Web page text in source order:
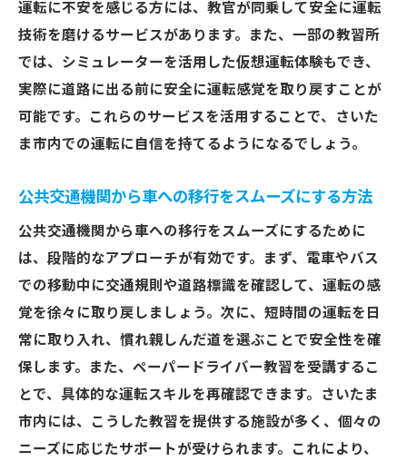
運転技術向上のための継続的な努力
さいたま市でペーパードライバーが自信を持つ
ための具体的なアプローチ
安全に運転技術を磨くためのトレーニング
法
ドバイス
運転経験を積むための効果的な練習日の設
定
自信を持って運転するためのメンタルトレ
ーニング
運転技術向上を実感するためのフィードバ
ックの受け方
運転に不安を感じる方には、教官が同乗して安全に運転
技術を磨けるサービスがあります。また、一部の教習所
では、シミュレーターを活用した仮想運転体験もでき、
実際に道路に出る前に安全に運転感覚を取り戻すことが
可能です。これらのサービスを活用することで、さいた
ま市内での運転に自信を持てるようになるでしょう。
公共交通機関から車への移行をスムーズにする方法
公共交通機関から車への移行をスムーズにするために
は、段階的なアプローチが有効です。まず、電車やバス
での移動中に交通規則や道路標識を確認して、運転の感
覚を徐々に取り戻しましょう。次に、短時間の運転を日
常に取り入れ、慣れ親しんだ道を選ぶことで安全性を確
保します。また、ペーパードライバー教習を受講するこ
とで、具体的な運転スキルを再確認できます。さいたま
市内には、こうした教習を提供する施設が多く、個々の
ニーズに応じたサポートが受けられます。これにより、